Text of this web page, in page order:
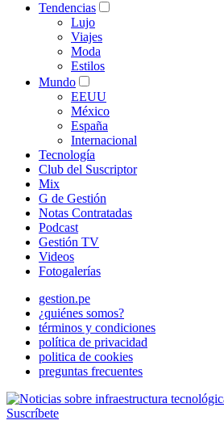
Tendencias
Lujo
Viajes
Moda
Estilos
Mundo
EEUU
México
España
Internacional
Tecnología
Club del Suscriptor
Mix
G de Gestión
Notas Contratadas
Podcast
Gestión TV
Videos
Fotogalerías
gestion.pe
¿quiénes somos?
términos y condiciones
política de privacidad
politica de cookies
preguntas frecuentes
Suscríbete